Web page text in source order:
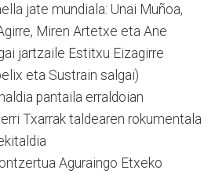
jate mundiala: Unai Muñoa,
Miren Artetxe eta Ane
jartzaile Estitxu Eizagirre
eta Sustrain salgai)
pantaila erraldoian
Txarrak taldearen rokumentala
Aguraingo Etxeko